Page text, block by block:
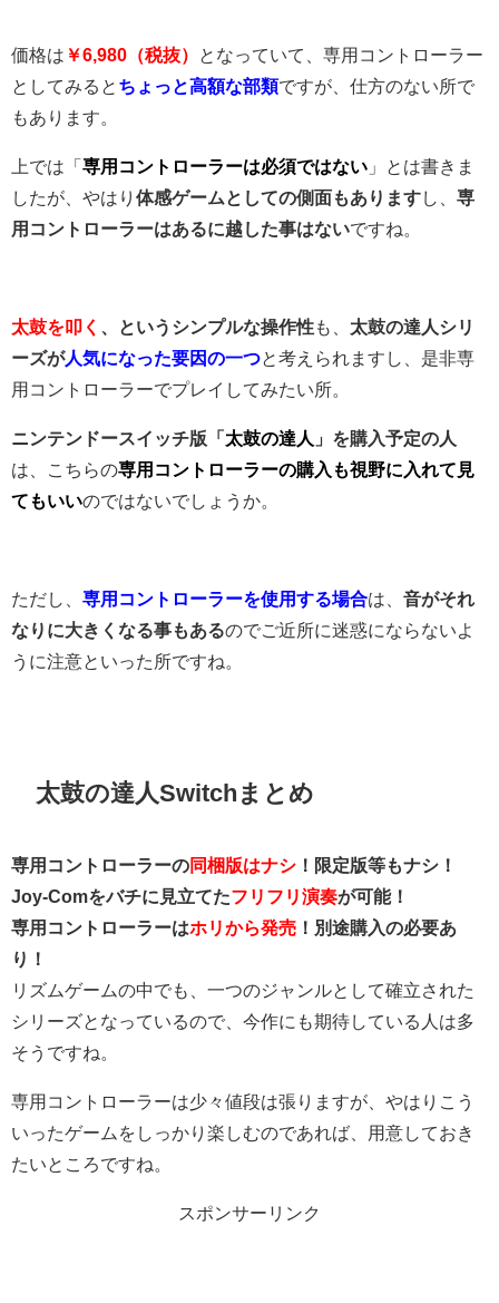
価格は ￥6,980（税抜）
となっていて、専用コントローラー
としてみると ちょっと高額な部類ですが、仕方のない所で
もあります。
上では「専用コントローラーは必須ではない 」とは書きま
したが、やはり 体感ゲームとしての側面もありますし、 専
用コントローラーはあるに越した事はないですね。
太鼓を叩く 、というシンプルな操作性も、 太鼓の達人シリ
ーズが人気になった要因の一つと考えられますし、是非専
用コントローラーでプレイしてみたい所。
ニンテンドースイッチ版「太鼓の達人 」を購入予定の人
は、こちらの専用コントローラーの購入も視野に入れて見
てもいいのではないでしょうか。
ただし、 専用コントローラーを使用する場合は、 音がそれ
なりに大きくなる事もあるのでご近所に迷惑にならないよ
うに注意といった所ですね。
太鼓の達人Switchまとめ
専用コントローラーの同梱版はナシ ！限定版等もナシ！
Joy-Comをバチに見立てたフリフリ演奏が可能！
専用コントローラーはホリから発売 ！別途購入の必要あ
り！
リズムゲームの中でも、一つのジャンルとして確立された
シリーズとなっているので、今作にも期待している人は多
そうですね。
専用コントローラーは少々値段は張りますが、やはりこう
いったゲームをしっかり楽しむのであれば、用意しておき
たいところですね。
スポンサーリンク